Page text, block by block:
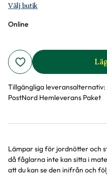
Välj butik
Online
Tillgängliga leveransalternativ:
PostNord Hemleverans Paket
Lämpar sig för jordnötter och
då fåglarna inte kan sitta i
att du kan se den inifrån och